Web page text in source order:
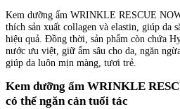
Kem dưỡng ẩm WRINKLE RESCUE
thích sản xuất collagen và elastin, giúp da
hiệu quả. Đồng thời, sản phẩm còn chứa
nước ưu việt, giữ ẩm sâu cho da, ngăn
giúp da luôn mịn màng, tươi trẻ.
Kem dưỡng ẩm WRINKLE
có thể ngăn cản tuổi tác